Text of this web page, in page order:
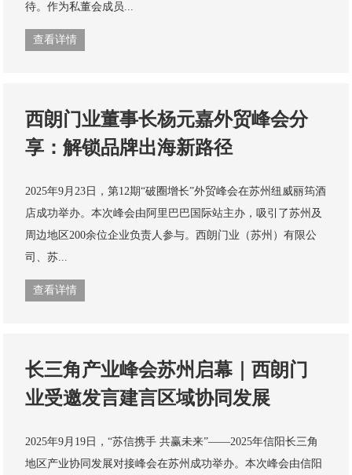
待。作为私董会成员...
查看详情
西朗门业董事长杨元嘉外贸峰会分
享：解锁品牌出海新路径
2025年9月23日，第12期“破圈增长”外贸峰会在苏州纽威丽筠酒
店成功举办。本次峰会由阿里巴巴国际站主办，吸引了苏州及
周边地区200余位企业负责人参与。西朗门业（苏州）有限公
司、苏...
查看详情
长三角产业峰会苏州启幕｜西朗门
业受邀发言建言区域协同发展
2025年9月19日，“苏信携手 共赢未来”——2025年信阳长三角
地区产业协同发展对接峰会在苏州成功举办。本次峰会由信阳